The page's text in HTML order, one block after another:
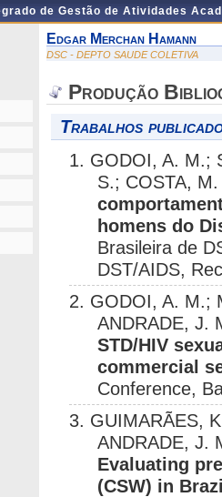
de Gestão de Atividades
Edgar Merchan Hamann
DSC - DEPTO SAUDE COLETIVA
Produção
Trabalhos
1. GODOI, A. M.;
S.; COSTA,
homens do
Brasileira de
DST/AIDS,
2. GODOI, A. M.;
ANDRADE, J.
STD/HIV
commercial
Conference,
3. GUIMARÃES,
ANDRADE, J.
Evaluating
(CSW) in